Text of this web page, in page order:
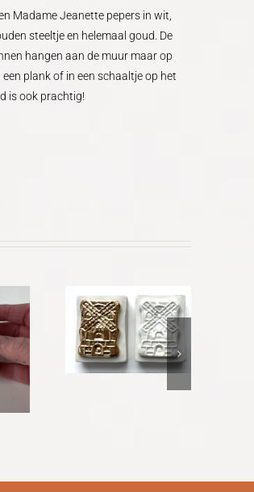
Madame Jeanette pepers in wit,
steeltje en helemaal goud. De
hangen aan de muur maar op
een plank of in een schaaltje op het
is ook prachtig!